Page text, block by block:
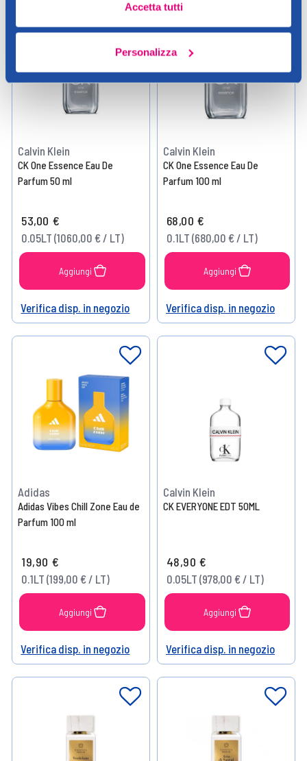
Accetta tutti
Personalizza
Calvin Klein
CK One Essence Eau De
Parfum 50 ml
53,00 €
0.05LT (1060,00 € / LT)
Aggiungi
Help
Verifica disp. in negozio
Calvin Klein
CK One Essence Eau De
Parfum 100 ml
68,00 €
0.1LT (680,00 € / LT)
Aggiungi
Help
Verifica disp. in negozio
Adidas
Adidas Vibes Chill Zone Eau de
Parfum 100 ml
19,90 €
0.1LT (199,00 € / LT)
Aggiungi
Help
Verifica disp. in negozio
Calvin Klein
CK EVERYONE EDT 50ML
48,90 €
0.05LT (978,00 € / LT)
Aggiungi
Help
Verifica disp. in negozio